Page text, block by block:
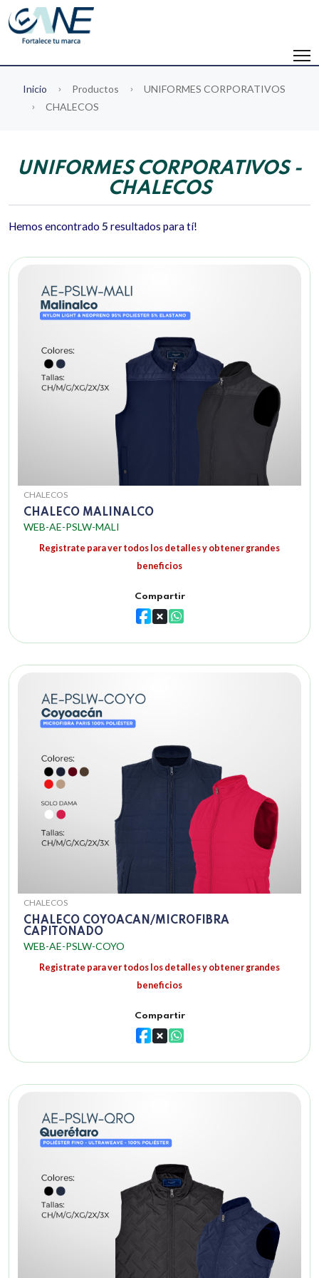
Inicio Productos
UNIFORMES CORPORATIVOS
CHALECOS
UNIFORMES CORPORATIVOS -
CHALECOS
Hemos encontrado 5 resultados para tí!
CHALECOS
CHALECO MALINALCO
WEB-AE-PSLW-MALI
Registrate para ver todos los detalles y obtener grandes
beneficios
Compartir
CHALECOS
CHALECO COYOACAN/MICROFIBRA
CAPITONADO
WEB-AE-PSLW-COYO
Registrate para ver todos los detalles y obtener grandes
beneficios
Compartir